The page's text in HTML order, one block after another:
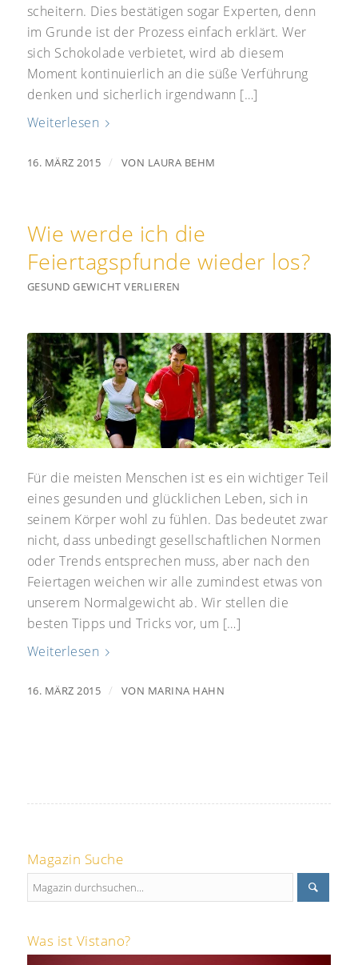
scheitern. Dies bestätigen sogar Experten, denn
im Grunde ist der Prozess einfach erklärt. Wer
sich Schokolade verbietet, wird ab diesem
Moment kontinuierlich an die süße Verführung
denken und sicherlich irgendwann […]
Weiterlesen
16. MÄRZ 2015 / VON LAURA BEHM
Wie werde ich die
Feiertagspfunde wieder los?
GESUND GEWICHT VERLIEREN
Für die meisten Menschen ist es ein wichtiger Teil
eines gesunden und glücklichen Leben, sich in
seinem Körper wohl zu fühlen. Das bedeutet zwar
nicht, dass unbedingt gesellschaftlichen Normen
oder Trends entsprechen muss, aber nach den
Feiertagen weichen wir alle zumindest etwas von
unserem Normalgewicht ab. Wir stellen die
besten Tipps und Tricks vor, um […]
Weiterlesen
16. MÄRZ 2015 / VON MARINA HAHN
Magazin Suche
Was ist Vistano?